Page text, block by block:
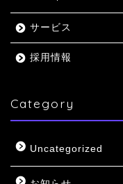
サービス
採用情報
Category
Uncategorized